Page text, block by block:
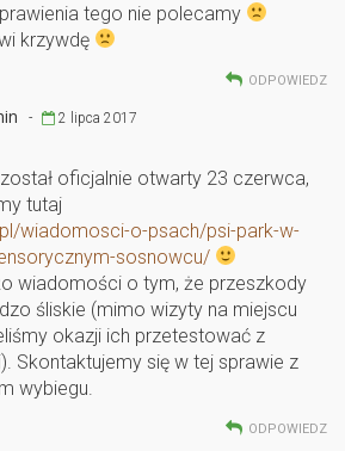
tego nie polecamy
krzywdę
ODPOWIEDZ
- 2 lipca 2017
oficjalnie otwarty 23 czerwca,
tutaj
wiadomosci-o-psach/psi-park-w-
sosnowcu/
wiadomości o tym, że przeszkody
śliskie (mimo wizyty na miejscu
okazji ich przetestować z
Skontaktujemy się w tej sprawie z
wybiegu.
ODPOWIEDZ